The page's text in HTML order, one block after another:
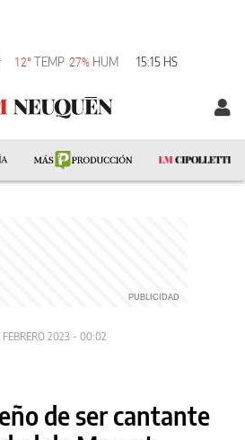
12° TEMP 27% HUM 15:15 HS
FEBRERO 2023 - 00:02
de ser cantante